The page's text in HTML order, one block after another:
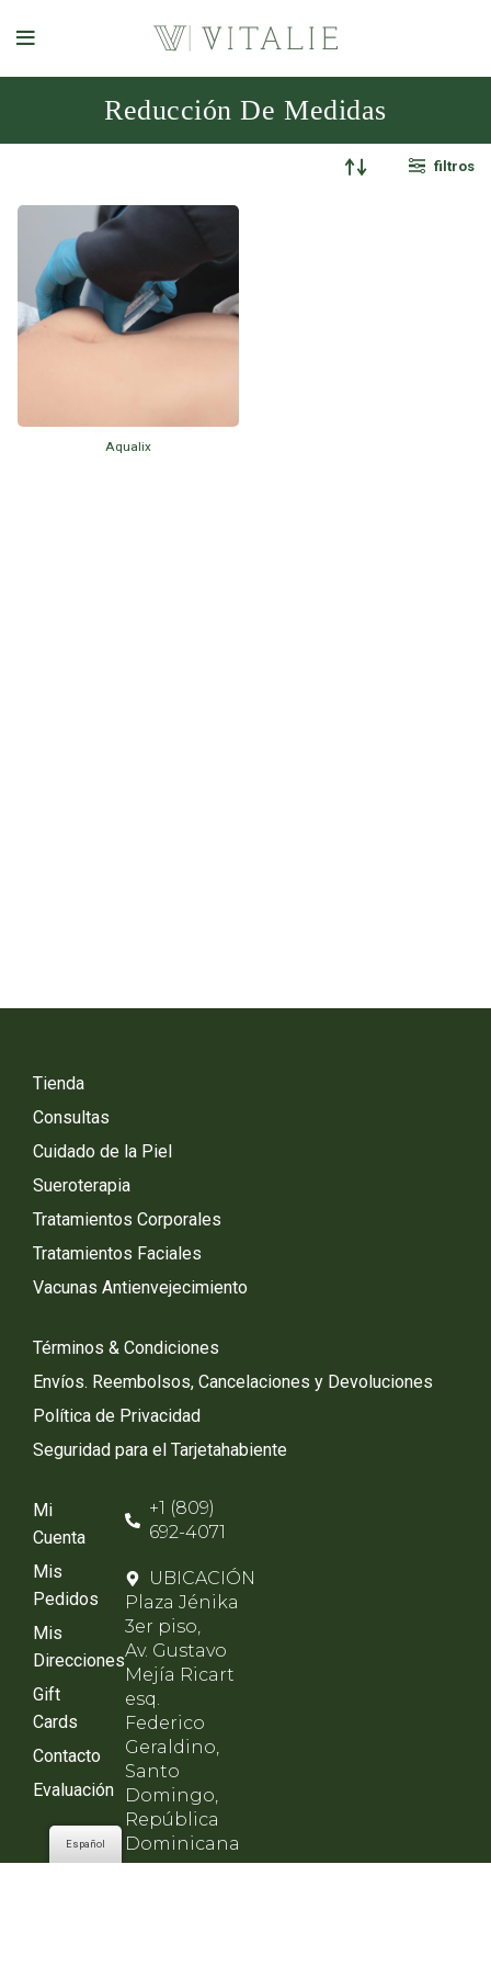
Reducción De Medidas
filtros
Aqualix
Tienda
Consultas
Cuidado de la Piel
Sueroterapia
Tratamientos Corporales
Tratamientos Faciales
Vacunas Antienvejecimiento
Términos & Condiciones
Envíos. Reembolsos, Cancelaciones y Devoluciones
Política de Privacidad
Seguridad para el Tarjetahabiente
Mi
Cuenta
Mis
Pedidos
Mis
Direcciones
Gift
Cards
Contacto
Evaluación
+1 (809)
692-4071
UBICACIÓN
Plaza Jénika
3er piso,
Av. Gustavo
Mejía Ricart
esq.
Federico
Geraldino,
Santo
Domingo,
República
Dominicana
Español